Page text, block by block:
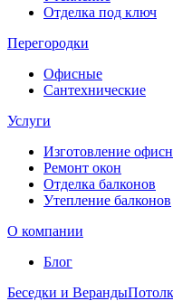
Отделка под ключ
Перегородки
Офисные
Сантехнические
Услуги
Изготовление
Ремонт окон
Отделка балконов
Утепление балконов
О компании
Блог
Беседки и Веранды